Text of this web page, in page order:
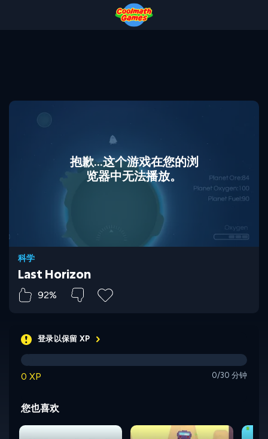
抱歉...这个游戏在您的浏
览器中无法播放。
科学
Last Horizon
92%
登录以保留 XP
0 XP 0/30 分钟
您也喜欢